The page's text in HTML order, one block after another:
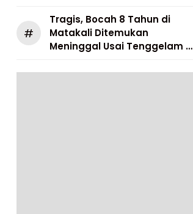
#
Tragis, Bocah 8 Tahun di
Matakali Ditemukan
Meninggal Usai Tenggelam di